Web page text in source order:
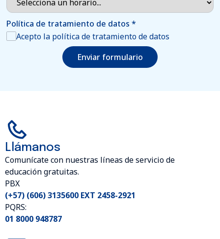
Política de tratamiento de datos*
Acepto la política de tratamiento de datos
Enviar formulario
Llámanos
Comunícate con nuestras líneas de servicio de
educación gratuitas.
PBX
(+57) (606) 3135600 EXT 2458-2921
PQRS:
01 8000 948787